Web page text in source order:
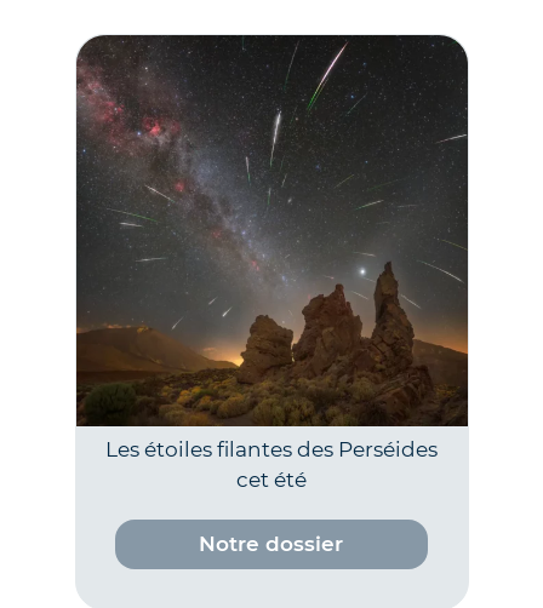
Les étoiles filantes des Perséides
cet été
Notre dossier